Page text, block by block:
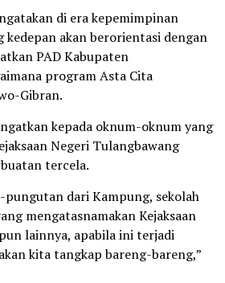
di era kepemimpinan
kedepan akan berorientasi dengan
PAD Kabupaten
program Asta Cita
Gibran.
kepada oknum-oknum yang
Negeri Tulangbawang
tercela.
pungutan dari Kampung, sekolah
mengatasnamakan Kejaksaan
lainnya, apabila ini terjadi
kita tangkap bareng-bareng,”